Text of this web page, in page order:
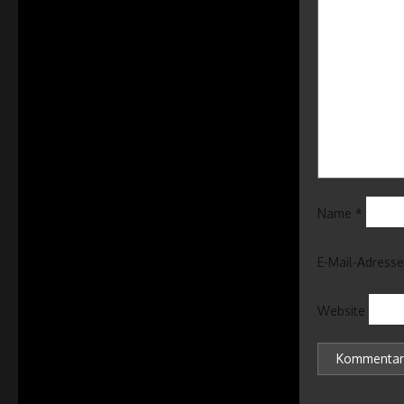
Name *
E-Mail-
Website